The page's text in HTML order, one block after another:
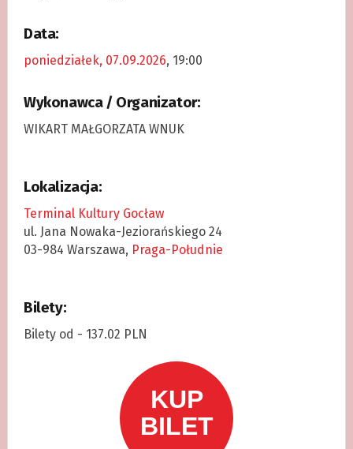
Data:
poniedziałek, 07.09.2026, 19:00
Wykonawca / Organizator:
WIKART MAŁGORZATA WNUK
Lokalizacja:
Terminal Kultury Gocław
ul. Jana Nowaka-Jeziorańskiego 24
03-984 Warszawa, Praga-Południe
Bilety:
Bilety od - 137.02 PLN